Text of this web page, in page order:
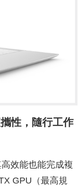
性，隨行工作
效能也能完成複
GPU（最高規